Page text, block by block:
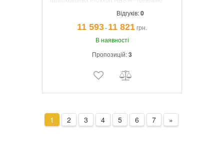
поверхонь, зачищення відливків, обробки
канавок, зняття задирок.
Відгуків:0
11 593¯11 821грн.
В наявності
Пропозицій:3
1 2 3 4 5 6 7 »